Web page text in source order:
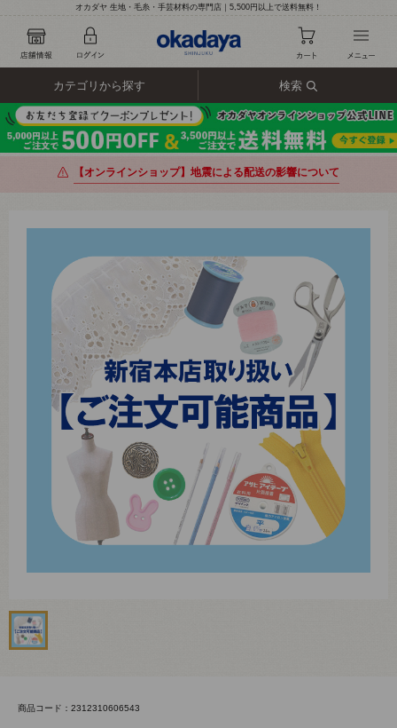
オカダヤ 生地・毛糸・手芸材料の専門店｜5,500円以上で送料無料！
カテゴリから探す 検索
【オンラインショップ】地震による配送の影響について
商品コード：2312310606543